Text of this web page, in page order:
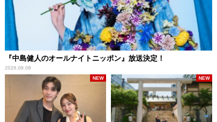
『中島健人のオールナイトニッポン』放送決定！
2026.08.08
NEW NEW